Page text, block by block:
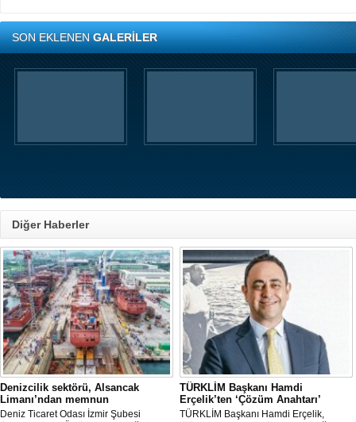
SON EKLENENGALERİLER
Diğer Haberler
Denizcilik sektörü, Alsancak
Limanı’ndan memnun
Deniz Ticaret Odası İzmir Şubesi
TÜRKLİM Başkanı Hamdi
Erçelik’ten ‘Çözüm Anahtarı’
TÜRKLİM Başkanı Hamdi Erçelik,